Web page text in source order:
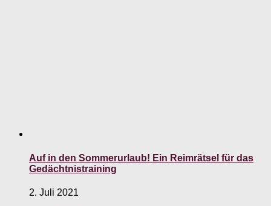
Auf in den Sommerurlaub! Ein Reimrätsel für das
Gedächtnistraining
2. Juli 2021